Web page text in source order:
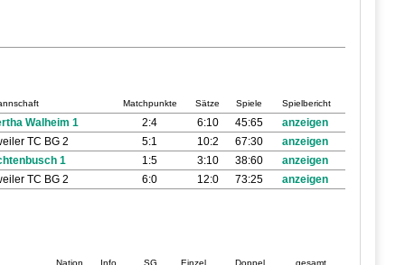
Matchpunkte Sätze Spiele Spielbericht
Walheim 1 2:4 6:10 45:65
anzeigen
TC BG 2 5:1 10:2 67:30
anzeigen
1 1:5 3:10 38:60
anzeigen
TC BG 2 6:0 12:0 73:25 anzeigen
Nation Info SG Einzel Doppel gesamt